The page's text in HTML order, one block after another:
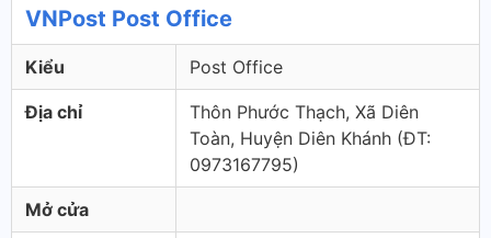
VNPost Post Office
Kiểu Post Office
Địa chỉ
Thôn Phước Thạch, Xã Diên
Toàn, Huyện Diên Khánh (ÐT:
0973167795)
Mở cửa